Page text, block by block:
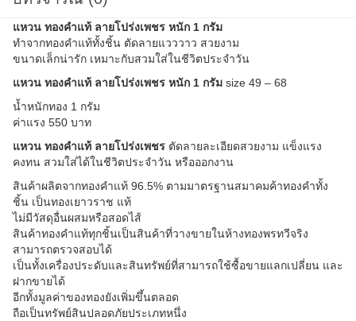
แหวน ทองคำแท้ ลายโปร่งเพชร หนัก 1 กรัม
ทำจากทองคำแท้ทั้งชิ้น ตัดลายแวววาว สวยงาม
ขนาดเล็กน่ารัก เหมาะกับสวมใส่ในชีวิตประจำวัน
แหวน ทองคำแท้ ลายโปร่งเพชร หนัก 1 กรัม
น้ำหนักทอง 1 กรัม
ค่าแรง 550 บาท
แหวน ทองคำแท้ ลายโปร่งเพชร
ตัดลายละเอียดสวยงาม แข็งแรง
คงทน สวมใส่ได้ในชีวิตประจำวัน หรือออกงาน
สินค้าผลิตจากทองคำแท้ 96.5% ตามมาตรฐานสมาคมค้าทองคำทั้ง
ชิ้น เป็นทองเยาวราช แท้
ไม่มีวัสดุอื่นผสมหรือสอดไส้
สินค้าทองคำแท้ทุกชิ้นเป็นสินค้าที่วางขายในห้างทองพรทวีจริง
สามารถตรวจสอบได้
เป็นทั้งเครื่องประดับและสินทรัพย์ที่สามารถใช้ซื้อขายแลกเปลี่ยน และ
ฝากขายได้
อีกทั้งมูลค่าของทองยังเพิ่มขึ้นตลอด
ถือเป็นทรัพย์สินปลอดภัยประเภทหนึ่ง